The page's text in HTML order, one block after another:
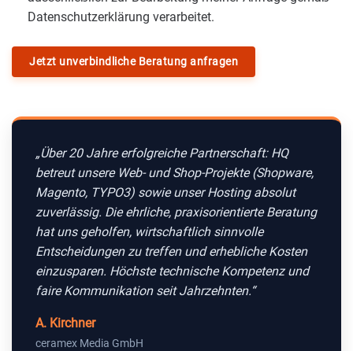
Datenschutzerklärung verarbeitet.
Jetzt unverbindliche Beratung anfragen
„Über 20 Jahre erfolgreiche Partnerschaft: HQ
betreut unsere Web- und Shop-Projekte (Shopware,
Magento, TYPO3) sowie unser Hosting absolut
zuverlässig. Die ehrliche, praxisorientierte Beratung
hat uns geholfen, wirtschaftlich sinnvolle
Entscheidungen zu treffen und erhebliche Kosten
einzusparen. Höchste technische Kompetenz und
faire Kommunikation seit Jahrzehnten.“
A. Kirchner
ceramex Media GmbH